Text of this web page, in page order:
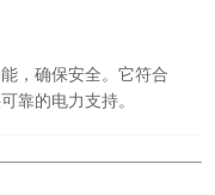
，确保安全。它符合
靠的电力支持。